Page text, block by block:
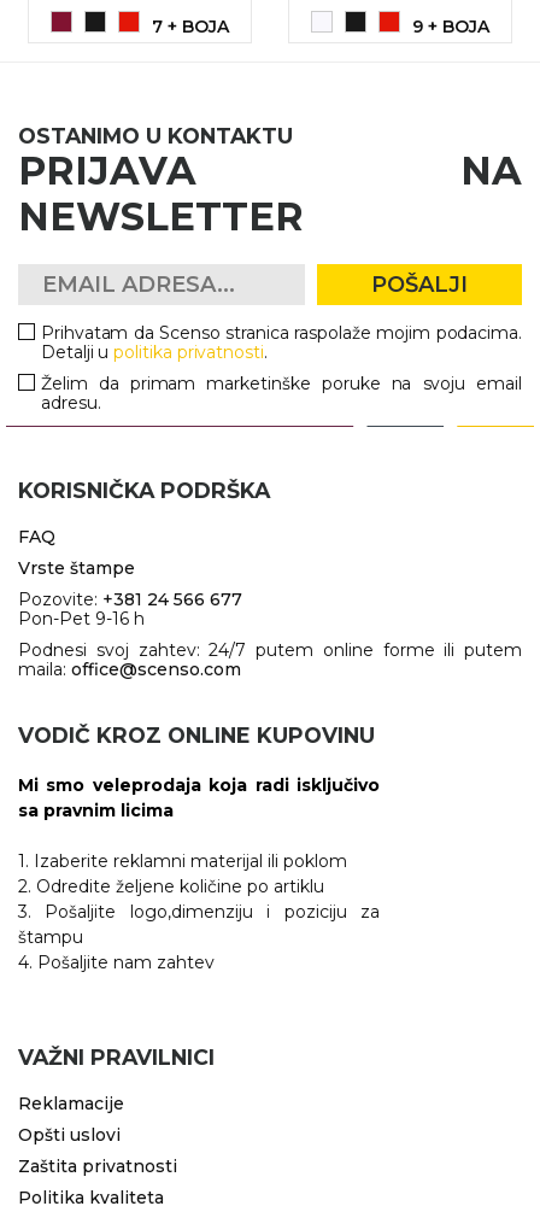
7 + BOJA 9 + BOJA
OSTANIMO U KONTAKTU
PRIJAVA NA
NEWSLETTER
POŠALJI
Prihvatam da Scenso stranica raspolaže mojim podacima.
Detalji upolitika privatnosti.
Želim da primam marketinške poruke na svoju email
adresu.
KORISNIČKA PODRŠKA
FAQ
Vrste štampe
Pozovite: +381 24 566 677
Pon-Pet 9-16 h
Podnesi svoj zahtev: 24/7 putem online forme ili putem
maila: office@scenso.com
VODIČ KROZ ONLINE KUPOVINU
Mi smo veleprodaja koja radi isključivo
sa pravnim licima
1. Izaberite reklamni materijal ili poklom
2. Odredite željene količine po artiklu
3. Pošaljite logo,dimenziju i poziciju za
štampu
4. Pošaljite nam zahtev
VAŽNI PRAVILNICI
Reklamacije
Opšti uslovi
Zaštita privatnosti
Politika kvaliteta